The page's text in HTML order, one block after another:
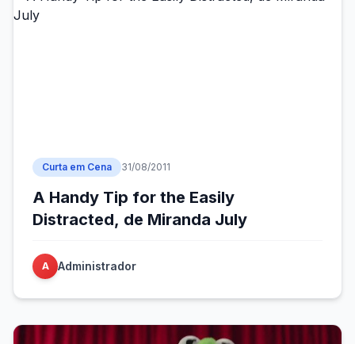
Curta em Cena 31/08/2011
A Handy Tip for the Easily
Distracted, de Miranda July
A Administrador